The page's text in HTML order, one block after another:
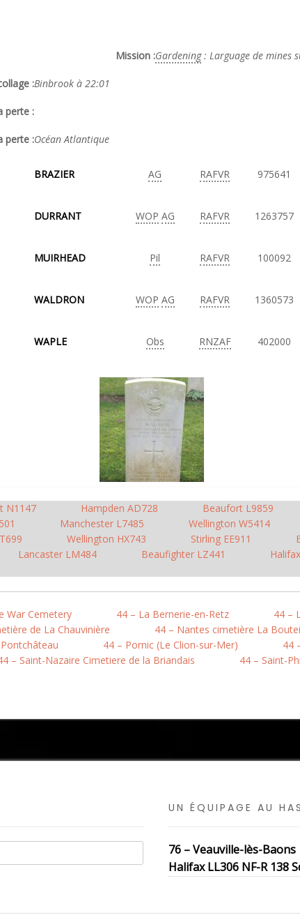
Mission :Gardening: Larguage de mines
:Binbrook à 22:01
perte :
perte :Océan Atlantique
BRAZIER AG RAFVR 975641
DURRANT WOP AG RAFVR 1263757
MUIRHEAD Pil RAFVR 100092
WALDRON WOP AG RAFVR 1360573
WAPLE Obs RNZAF 402000
N1147 Hampden AD728 Beaufort L9859
Manchester L7485 Wellington W5414
Wellington HX743 Stirling EE911
Lancaster LM484
Beaufighter LZ441
War Cemetery 44 – La Bernerie-en-Retz 44 –
de La Chauvinière 44 – Nantes cimetière La
44 – Pornic (Le Clion-sur-Mer) 44
– Saint-Nazaire Cimetiere de la Briandais
44 – Saint-
UN ÉQUIPAGE AU
76 – Veauville-lès-Baons
Halifax LL306 NF-R 138